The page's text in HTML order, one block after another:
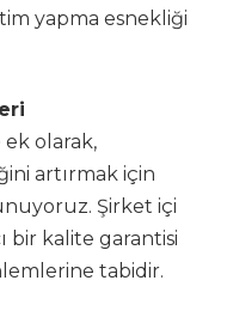
yapma esnekliği
ek olarak,
artırmak için
Şirket içi
bir kalite garantisi
tabidir.